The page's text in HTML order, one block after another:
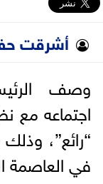
أشرقت
وصف
اجتماعه مع
“رائع”،
في العاصمة